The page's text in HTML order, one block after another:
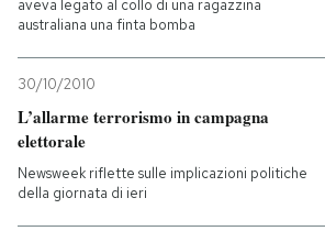
aveva legato al collo di una ragazzina
australiana una finta bomba
30/10/2010
L’allarme terrorismo in campagna
elettorale
Newsweek riflette sulle implicazioni politiche
della giornata di ieri